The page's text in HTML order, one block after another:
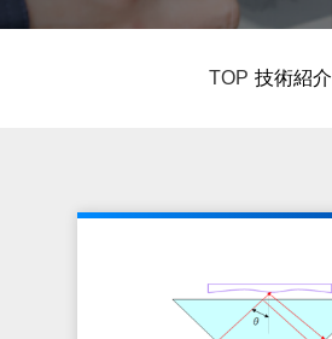
TOP 技術紹介